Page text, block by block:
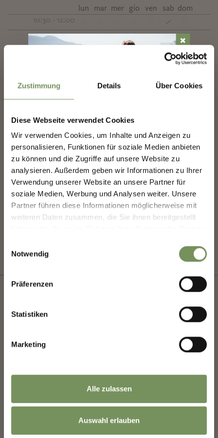
Zustimmung Details Über Cookies
Diese Webseite verwendet Cookies
Wir verwenden Cookies, um Inhalte und Anzeigen zu
personalisieren, Funktionen für soziale Medien anbieten
zu können und die Zugriffe auf unsere Website zu
analysieren. Außerdem geben wir Informationen zu Ihrer
Verwendung unserer Website an unsere Partner für
soziale Medien, Werbung und Analysen weiter. Unsere
Partner führen diese Informationen möglicherweise mit
weiteren Daten zusammen, die Sie ihnen bereitgestellt
Notwendig
Präferenzen
Statistiken
Marketing
Alle zulassen
Auswahl erlauben
lun mar mer gio ven sab dom
10:30 - 12:00
11:00 - 12:00
Contatto
39020
Marlengo
weingut@pardellerhof.it
www.pardellerhof.it
T+39 339 177 1577
−
✖
NEWSLETTER-MARLENGO
Scoprite il meglio di Marlengo! 🌄
Iscriviti subito alla nostra newsletter e sarai il primo
a conoscere offerte esclusive, eventi speciali e
consigli nascosti per la tua prossima visita a
Marlengo!
tua vacanza a Marlengo
ancora più bella!
Saluto
Cognome
Le informazioni sull'utilizzo dei dati sono